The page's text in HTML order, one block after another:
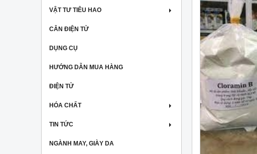
VẬT TƯ TIÊU HAO
CÂN ĐIỆN TỬ
DỤNG CỤ
HƯỚNG DẪN MUA HÀNG
ĐIỆN TỬ
HÓA CHẤT
TIN TỨC
NGÀNH MAY, GIÀY DA